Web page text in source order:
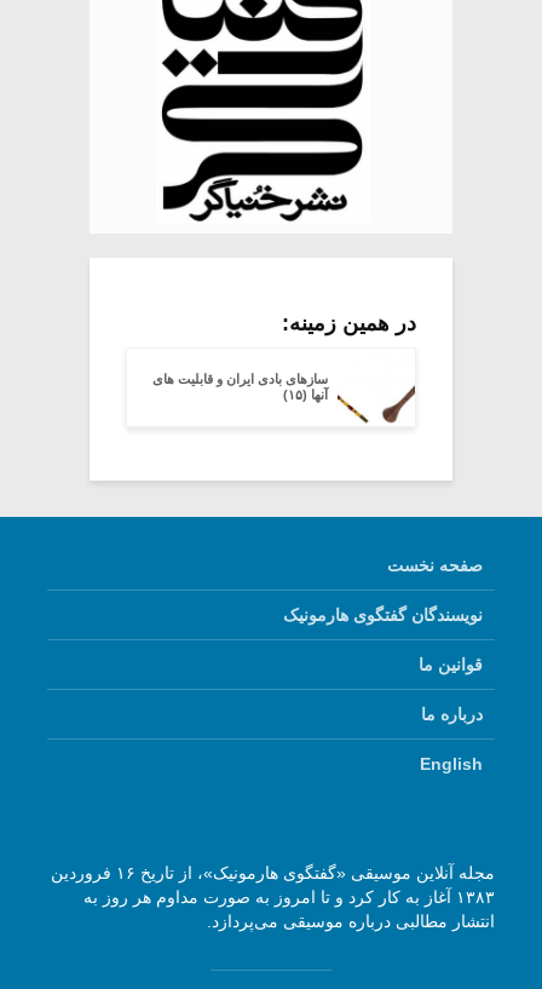
در همین زمینه:
سازهای بادی ایران و قابلیت های
آنها (۱۵)
صفحه نخست
نویسندگان گفتگوی هارمونیک
قوانین ما
درباره ما
English
مجله آنلاین موسیقی «گفتگوی هارمونیک»، از تاریخ ۱۶ فروردین
۱۳۸۳ آغاز به کار کرد و تا امروز به صورت مداوم هر روز به
انتشار مطالبی درباره موسیقی می‌پردازد.